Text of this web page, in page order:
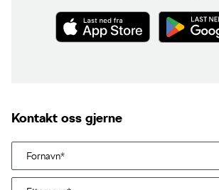
Kontakt oss gjerne